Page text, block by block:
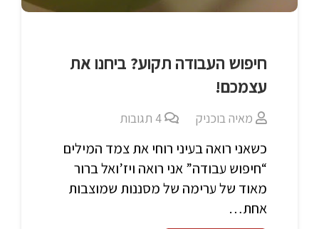
חיפוש העבודה תקוע? ביחנו את
עצמכם!
מאיה בוכניק 4 תגובות
כשאני רואה בעיני רוחי את צמד המילים
“חיפוש עבודה” אני רואה ויז’ואל ברור
מאוד של ערימה של מסננות שמוצבות
אחת…